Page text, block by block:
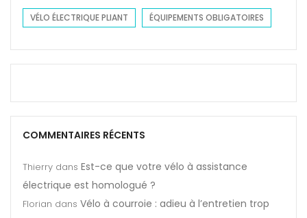
VÉLO ÉLECTRIQUE PLIANT ÉQUIPEMENTS OBLIGATOIRES
COMMENTAIRES RÉCENTS
Thierry dans Est-ce que votre vélo à assistance
électrique est homologué ?
Florian dans Vélo à courroie : adieu à l’entretien trop